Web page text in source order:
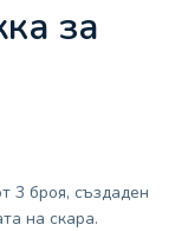
за
3 броя, създаден
на скара.